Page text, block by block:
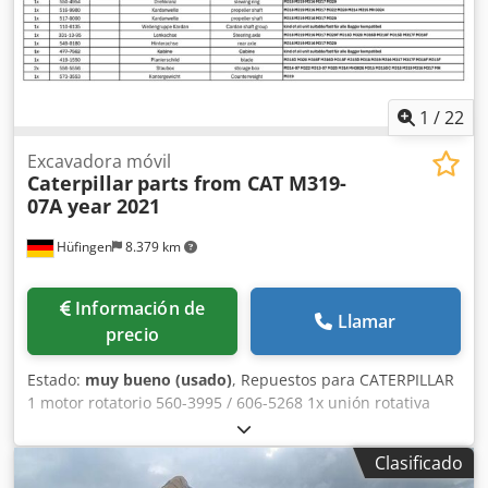
1 /22
Hüfingen 8.379 km
Excavadora móvil
Caterpillar parts from CAT M319-
07A year 2021
Información de
precio
Llamar
Estado: muy bueno (usado), Repuestos para CATERPILLAR
1 motor rotatorio 560-3995 / 606-5268 1x unión rotativa
525-9476 Dkjdpfov E Dwxox Ah Rer 2 cilindros de eje
pendular 568-8851 1x acoplamiento (enlace) 568-9344 1x
mango (palo) 541-6698 1x Pluma ajustable variable 525-
Clasificado